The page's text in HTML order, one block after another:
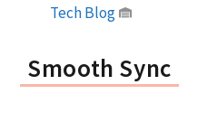
Tech Blog
Smooth Sync